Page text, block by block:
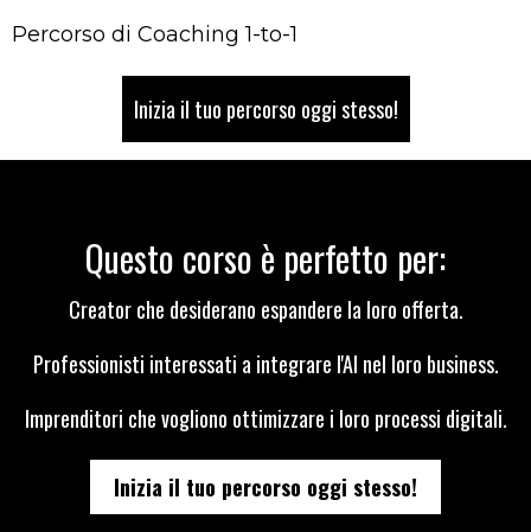
Percorso di Coaching 1-to-1
Inizia il tuo percorso oggi stesso!
Questo corso è perfetto per:
Creator che desiderano espandere la loro offerta.
Professionisti interessati a integrare l'AI nel loro business.
Imprenditori che vogliono ottimizzare i loro processi digitali.
Inizia il tuo percorso oggi stesso!